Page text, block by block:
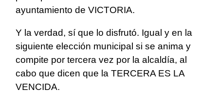
ayuntamiento de VICTORIA.
Y la verdad, sí que lo disfrutó. Igual y en la
siguiente elección municipal si se anima y
compite por tercera vez por la alcaldía, al
cabo que dicen que la TERCERA ES LA
VENCIDA.